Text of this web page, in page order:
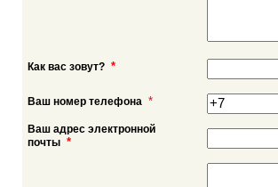
Как вас зовут? *
Ваш номер телефона *
Ваш адрес электронной
почты *